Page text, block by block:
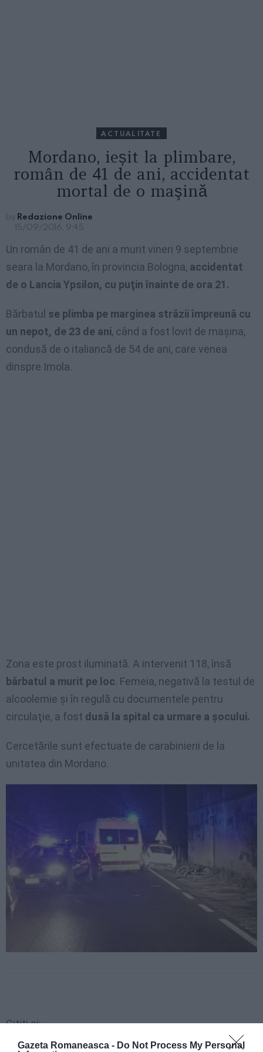
Gazeta Romaneasca - Do Not Process My Personal
ACTUALITATE
Mordano, ieșit la plimbare,
român de 41 de ani, accidentat
mortal de o maşină
by Redazione Online
15/09/2016, 9:45
Un român de 41 de ani a murit vineri 9 septembrie
seara la Mordano, în provincia Bologna, accidentat
de o Lancia Ypsilon, cu puţin înainte de ora 21.
Bărbatul se plimba pe marginea străzii împreună cu
un nepot, de 23 de ani, când a fost lovit de maşina,
condusă de o italiancă de 54 de ani, care venea
dinspre Imola.
Zona este prost iluminată. A intervenit 118, însă
bărbatul a murit pe loc. Femeia, negativă la testul de
alcoolemie şi în regulă cu documentele pentru
circulaţie, a fost dusă la spital ca urmare a şocului.
Cercetările sunt efectuate de carabinierii de la
unitatea din Mordano.
Citiți și: